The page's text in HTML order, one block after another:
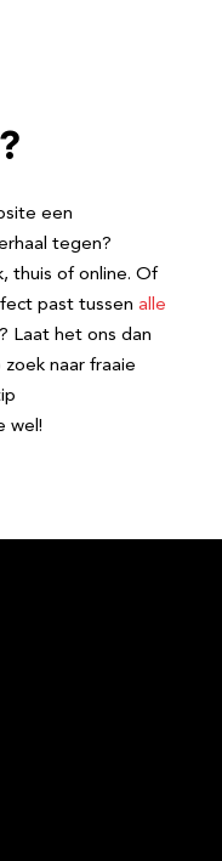
een
tegen?
thuis of online. Of
past tussen alle
? Laat het ons dan
naar fraaie
wel!